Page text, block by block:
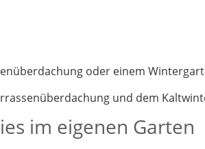
oder einem
und dem
im eigenen Garten